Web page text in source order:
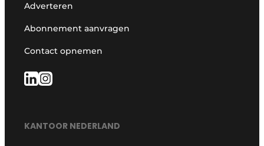
Adverteren
Abonnement aanvragen
Contact opnemen
KANTOOR NEDERLAND